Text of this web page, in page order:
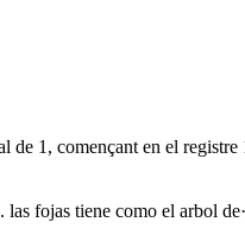
de 1, començant en el registre
fojas tiene como el arbol